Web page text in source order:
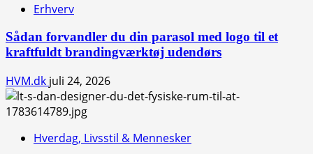
Erhverv
Sådan forvandler du din parasol med logo til et
kraftfuldt brandingværktøj udendørs
HVM.dk juli 24, 2026
Hverdag, Livsstil & Mennesker